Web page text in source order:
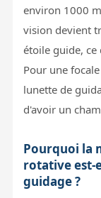
environ 1000
vision devient
étoile guide,
Pour une
lunette de
d'avoir un
Pourquoi la
rotative est-
guidage ?